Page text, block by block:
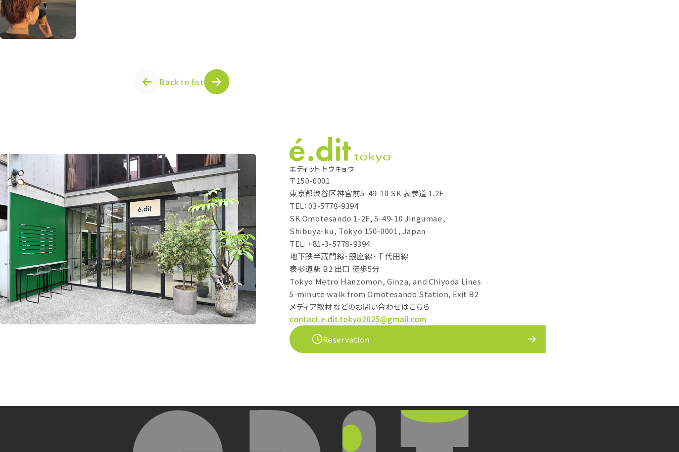
Back to list
エディット トウキョウ
〒150-0001
東京都渋谷区神宮前5-49-10 SK 表参道 1.2F
TEL：03-5778-9394
SK Omotesando 1-2F, 5-49-10 Jingumae,
Shibuya-ku, Tokyo 150-0001, Japan
TEL: +81-3-5778-9394
地下鉄半蔵門線・銀座線・千代田線
表参道駅 B2 出口 徒歩5分
Tokyo Metro Hanzomon, Ginza, and Chiyoda Lines
5-minute walk from Omotesando Station, Exit B2
メディア取材などのお問い合わせはこちら
contact.e.dit.tokyo2025@gmail.com
Reservation